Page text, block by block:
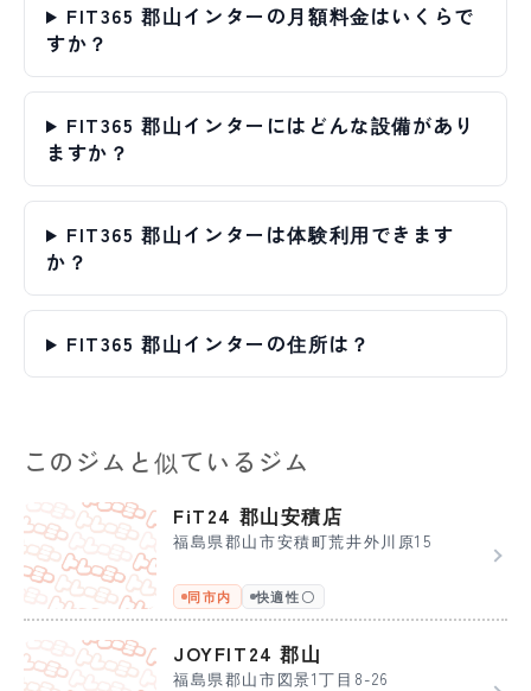
FIT365 郡山インターの月額料金はいくらで
すか？
FIT365 郡山インターにはどんな設備があり
ますか？
FIT365 郡山インターは体験利用できます
か？
FIT365 郡山インターの住所は？
このジムと似ているジム
FiT24 郡山安積店
福島県郡山市安積町荒井外川原15
同市内 快適性〇
JOYFIT24 郡山
福島県郡山市図景1丁目8-26